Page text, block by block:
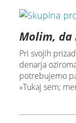
Molim, da
Pri svojih
denarja
potrebujemo
»Tukaj sem;